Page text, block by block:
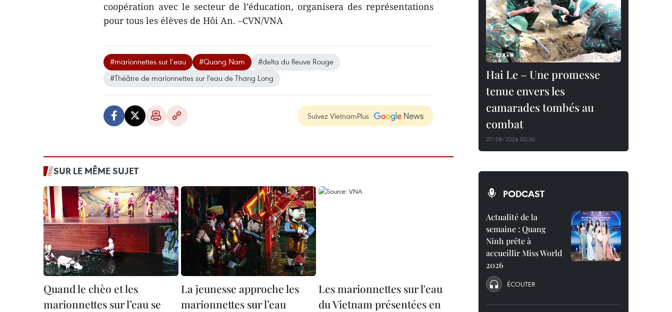
coopération avec le secteur de l’éducation, organisera des représentations
pour tous les élèves de Hôi An. –CVN/VNA
#marionnettes sur l’eau #Quang Nam
#delta du fleuve Rouge
#Théâtre de marionnettes sur l'eau de Thang Long
Suivez VietnamPlus
SUR LE MÊME SUJET
Quand le chèo et les
marionnettes sur l’eau se
La jeunesse approche les
marionnettes sur l’eau
Les marionnettes sur l'eau
du Vietnam présentées en
Hai Le – Une promesse
tenue envers les
camarades tombés au
combat
07/08/2026 00:30
PODCAST
Actualité de la
semaine : Quang
Ninh prête à
accueillir Miss World
2026
ÉCOUTER